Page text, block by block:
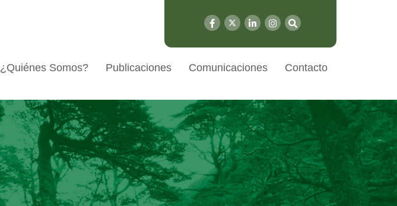
¿Quiénes Somos? Publicaciones Comunicaciones Contacto